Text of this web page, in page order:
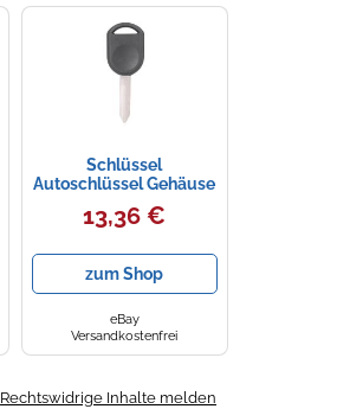
Schlüssel
Autoschlüssel Gehäuse
Uncut Blade Remote
Key Fob Ersatz für
13,36 €
zum Shop
eBay
Versandkostenfrei
Rechtswidrige Inhalte melden